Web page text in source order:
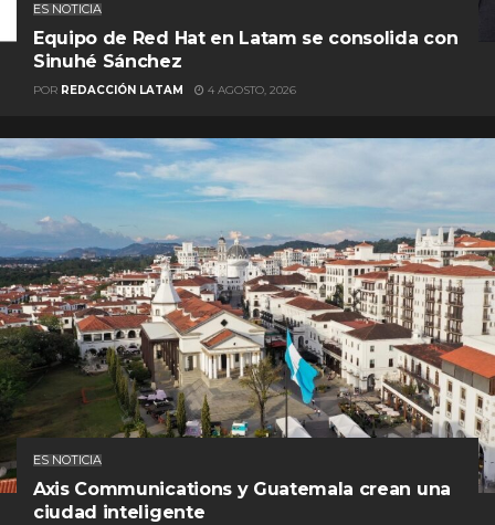
ES NOTICIA
Equipo de Red Hat en Latam se consolida con
Sinuhé Sánchez
POR REDACCIÓN LATAM 4 AGOSTO, 2026
ES NOTICIA
Axis Communications y Guatemala crean una
ciudad inteligente